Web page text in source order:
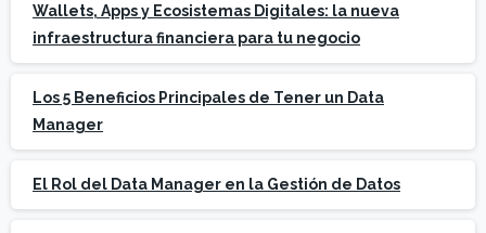
Wallets, Apps y Ecosistemas Digitales: la nueva
infraestructura financiera para tu negocio
Los 5 Beneficios Principales de Tener un Data
Manager
El Rol del Data Manager en la Gestión de Datos